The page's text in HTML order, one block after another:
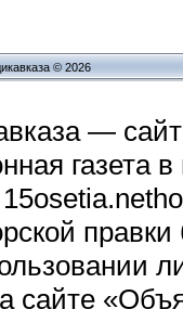
© 2026
—
газета
сайте